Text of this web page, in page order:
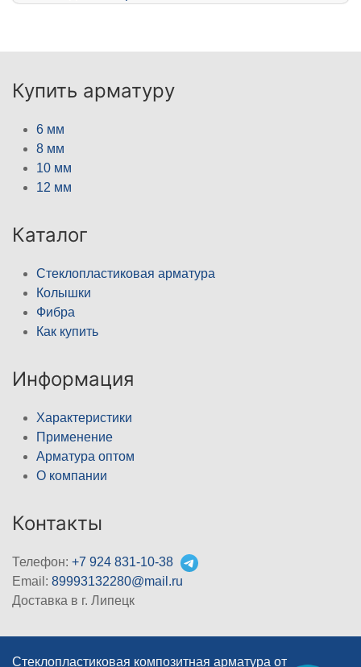
Купить арматуру
6 мм
8 мм
10 мм
12 мм
Каталог
Стеклопластиковая арматура
Колышки
Фибра
Как купить
Информация
Характеристики
Применение
Арматура оптом
О компании
Контакты
Телефон: +7 924 831-10-38
Email: 89993132280@mail.ru
Доставка в г. Липецк
Стеклопластиковая композитная арматура от